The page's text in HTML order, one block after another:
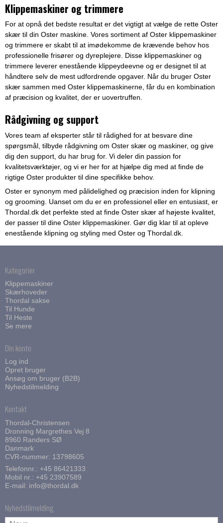
Klippemaskiner og trimmere
For at opnå det bedste resultat er det vigtigt at vælge de rette Oster
skær til din Oster maskine. Vores sortiment af Oster klippemaskiner
og trimmere er skabt til at imødekomme de krævende behov hos
professionelle frisører og dyreplejere. Disse klippemaskiner og
trimmere leverer enestående klippeydeevne og er designet til at
håndtere selv de mest udfordrende opgaver. Når du bruger Oster
skær sammen med Oster klippemaskinerne, får du en kombination
af præcision og kvalitet, der er uovertruffen.
Rådgivning og support
Vores team af eksperter står til rådighed for at besvare dine
spørgsmål, tilbyde rådgivning om Oster skær og maskiner, og give
dig den support, du har brug for. Vi deler din passion for
kvalitetsværktøjer, og vi er her for at hjælpe dig med at finde de
rigtige Oster produkter til dine specifikke behov.
Oster er synonym med pålidelighed og præcision inden for klipning
og grooming. Uanset om du er en professionel eller en entusiast, er
Thordal.dk det perfekte sted at finde Oster skær af højeste kvalitet,
der passer til dine Oster klippemaskiner. Gør dig klar til at opleve
enestående klipning og styling med Oster og Thordal.dk.
Kategorier
Klippemaskiner
Skærhoveder
Thordal sakse
Til Hunde
Til Heste
Se mere
Din konto
Log ind
Opret bruger
Ansøg om bruger (B2B)
Nyhedstilmelding
Kontakt
Thordal-Christensen
Dronning Margrethes Vej 8
8960 Randers SØ
Danmark
CVR-nummer: 13798605
Telefonnr.: +45 86421333
Mobil nr.: +45 23907589
E-mail: info@thordal.dk
Nyhedstilmelding